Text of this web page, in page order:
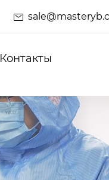
Контакты